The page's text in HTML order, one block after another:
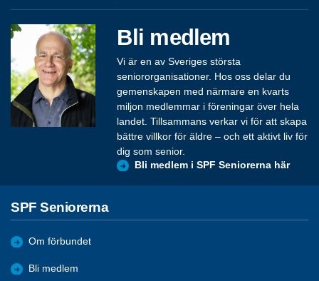
Bli medlem
Vi är en av Sveriges största
seniororganisationer. Hos oss delar du
gemenskapen med närmare en kvarts
miljon medlemmar i föreningar över hela
landet. Tillsammans verkar vi för att skapa
bättre villkor för äldre – och ett aktivt liv för
dig som senior.
Bli medlem i SPF Seniorerna här
SPF Seniorerna
Om förbundet
Bli medlem